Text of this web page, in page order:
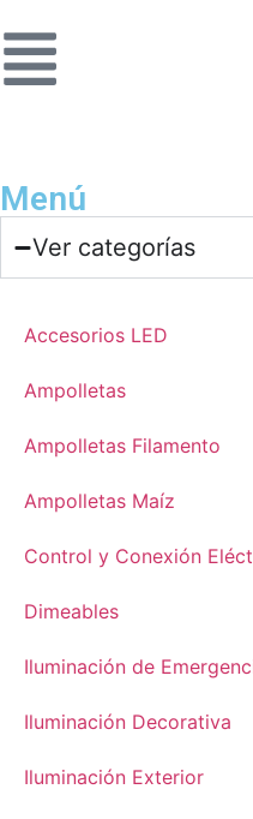
Menú
Ver categorías
Accesorios LED
Ampolletas
Ampolletas Filamento
Ampolletas Maíz
Control y Conexión
Dimeables
Iluminación de
Iluminación Decorativa
Iluminación Exterior